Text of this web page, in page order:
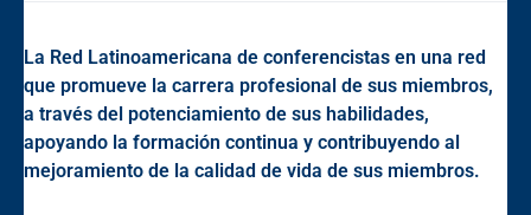
La Red Latinoamericana de conferencistas en una red
que promueve la carrera profesional de sus miembros,
a través del potenciamiento de sus habilidades,
apoyando la formación continua y contribuyendo al
mejoramiento de la calidad de vida de sus miembros.